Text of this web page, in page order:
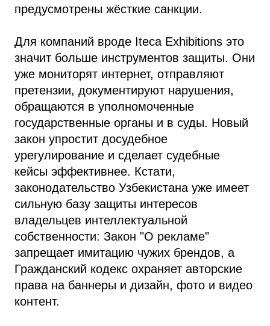
предусмотрены жёсткие санкции.
Для компаний вроде Iteca Exhibitions это
значит больше инструментов защиты. Они
уже мониторят интернет, отправляют
претензии, документируют нарушения,
обращаются в уполномоченные
государственные органы и в суды. Новый
закон упростит досудебное
урегулирование и сделает судебные
кейсы эффективнее. Кстати,
законодательство Узбекистана уже имеет
сильную базу защиты интересов
владельцев интеллектуальной
собственности: Закон "О рекламе"
запрещает имитацию чужих брендов, а
Гражданский кодекс охраняет авторские
права на баннеры и дизайн, фото и видео
контент.